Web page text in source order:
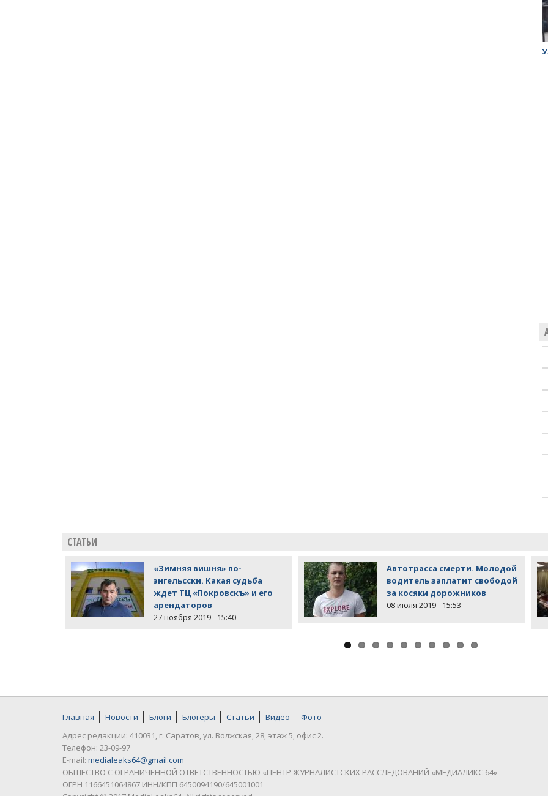
СТАТЬИ
«Зимняя вишня» по-
энгельсски. Какая судьба
ждет ТЦ «Покровскъ» и его
арендаторов
27 ноября 2019 - 15:40
Автотрасса смерти. Молодой
водитель заплатит свободой
за косяки дорожников
08 июля 2019 - 15:53
Главная Новости Блоги Блогеры Статьи Видео
Фото
Адрес редакции: 410031, г. Саратов, ул. Волжская, 28, этаж 5, офис 2.
Телефон: 23-09-97
E-mail: medialeaks64@gmail.com
ОБЩЕСТВО С ОГРАНИЧЕННОЙ ОТВЕТСТВЕННОСТЬЮ «ЦЕНТР ЖУРНАЛИСТСКИХ РАССЛЕДОВАНИЙ «МЕДИАЛИКС 64»
ОГРН 1166451064867 ИНН/КПП 6450094190/645001001